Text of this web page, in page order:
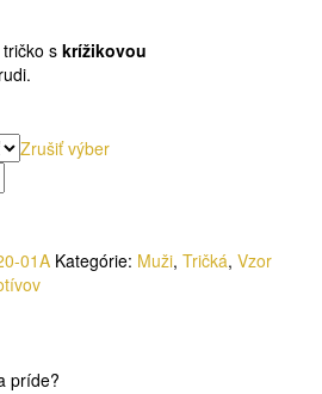
s krížikovou
Zrušiť výber
01A Kategórie: Muži, Tričká, Vzor
príde?